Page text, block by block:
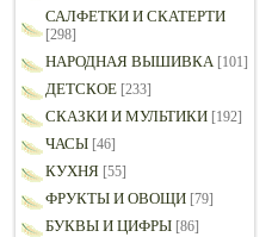
САЛФЕТКИ И СКАТЕРТИ
[298]
НАРОДНАЯ ВЫШИВКА [101]
ДЕТСКОЕ [233]
СКАЗКИ И МУЛЬТИКИ [192]
ЧАСЫ [46]
КУХНЯ [55]
ФРУКТЫ И ОВОЩИ [79]
БУКВЫ И ЦИФРЫ [86]